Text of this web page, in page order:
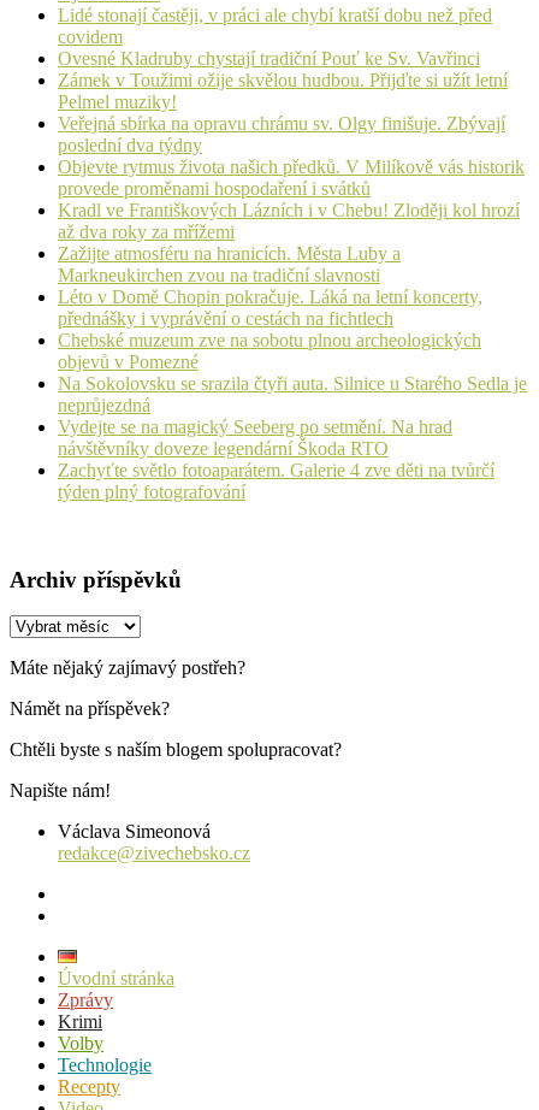
Lidé stonají častěji, v práci ale chybí kratší dobu než před
covidem
Ovesné Kladruby chystají tradiční Pouť ke Sv. Vavřinci
Zámek v Toužimi ožije skvělou hudbou. Přijďte si užít letní
Pelmel muziky!
Veřejná sbírka na opravu chrámu sv. Olgy finišuje. Zbývají
poslední dva týdny
Objevte rytmus života našich předků. V Milíkově vás historik
provede proměnami hospodaření i svátků
Kradl ve Františkových Lázních i v Chebu! Zloději kol hrozí
až dva roky za mřížemi
Zažijte atmosféru na hranicích. Města Luby a
Markneukirchen zvou na tradiční slavnosti
Léto v Domě Chopin pokračuje. Láká na letní koncerty,
přednášky i vyprávění o cestách na fichtlech
Chebské muzeum zve na sobotu plnou archeologických
objevů v Pomezné
Na Sokolovsku se srazila čtyři auta. Silnice u Starého Sedla je
neprůjezdná
Vydejte se na magický Seeberg po setmění. Na hrad
návštěvníky doveze legendární Škoda RTO
Zachyťte světlo fotoaparátem. Galerie 4 zve děti na tvůrčí
týden plný fotografování
Archiv příspěvků
Archiv
Máte nějaký zajímavý postřeh?
Námět na příspěvek?
Chtěli byste s naším blogem spolupracovat?
Napište nám!
Václava Simeonová
redakce@zivechebsko.cz
Úvodní stránka
Zprávy
Krimi
Volby
Technologie
Recepty